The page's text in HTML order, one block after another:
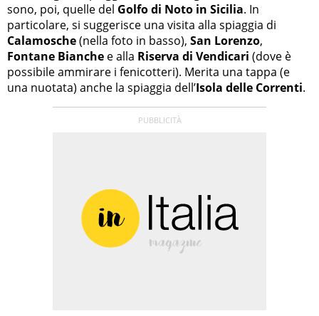
sono, poi, quelle del Golfo di Noto in Sicilia. In
particolare, si suggerisce una visita alla spiaggia di
Calamosche(nella foto in basso), San Lorenzo,
Fontane Bianche e alla Riserva di Vendicari (dove è
possibile ammirare i fenicotteri). Merita una tappa (e
una nuotata) anche la spiaggia dell’Isola delle Correnti.